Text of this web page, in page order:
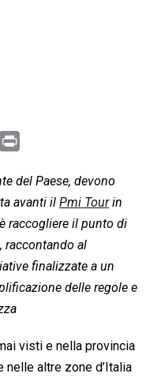
i
n
t
del Paese, devono
avanti il  Pmi Tour in
raccogliere il punto di
raccontando al
finalizzate a un
delle regole e
visti e nella provincia
nelle altre zone d’Italia